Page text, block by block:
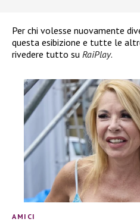
Per chi volesse nuovamente
questa esibizione e tutte le
rivedere tutto su RaiPlay.
AMICI